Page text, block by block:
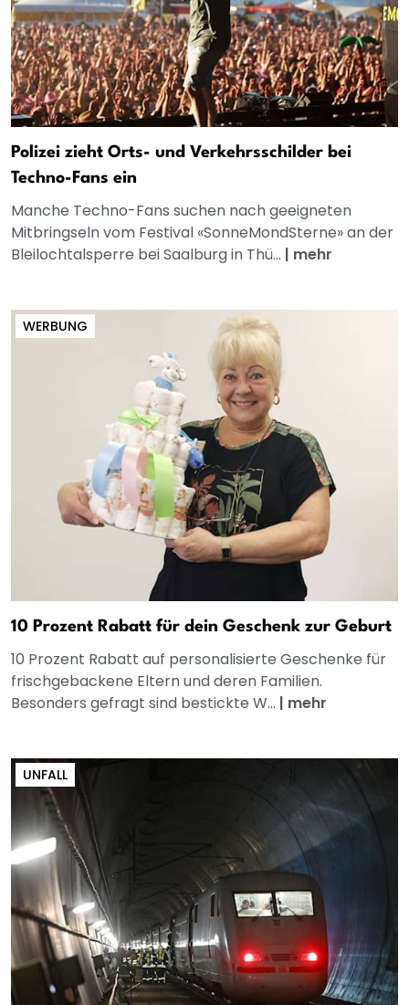
Polizei zieht Orts- und Verkehrsschilder bei
Techno-Fans ein
Manche Techno-Fans suchen nach geeigneten
Mitbringseln vom Festival «SonneMondSterne» an der
Bleilochtalsperre bei Saalburg in Thü... | mehr
WERBUNG
10 Prozent Rabatt für dein Geschenk zur Geburt
10 Prozent Rabatt auf personalisierte Geschenke für
frischgebackene Eltern und deren Familien.
Besonders gefragt sind bestickte W... | mehr
UNFALL